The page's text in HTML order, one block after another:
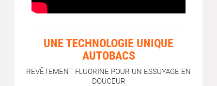
UNE TECHNOLOGIE UNIQUE
AUTOBACS
REVÊTEMENT FLUORINE POUR UN ESSUYAGE EN
DOUCEUR